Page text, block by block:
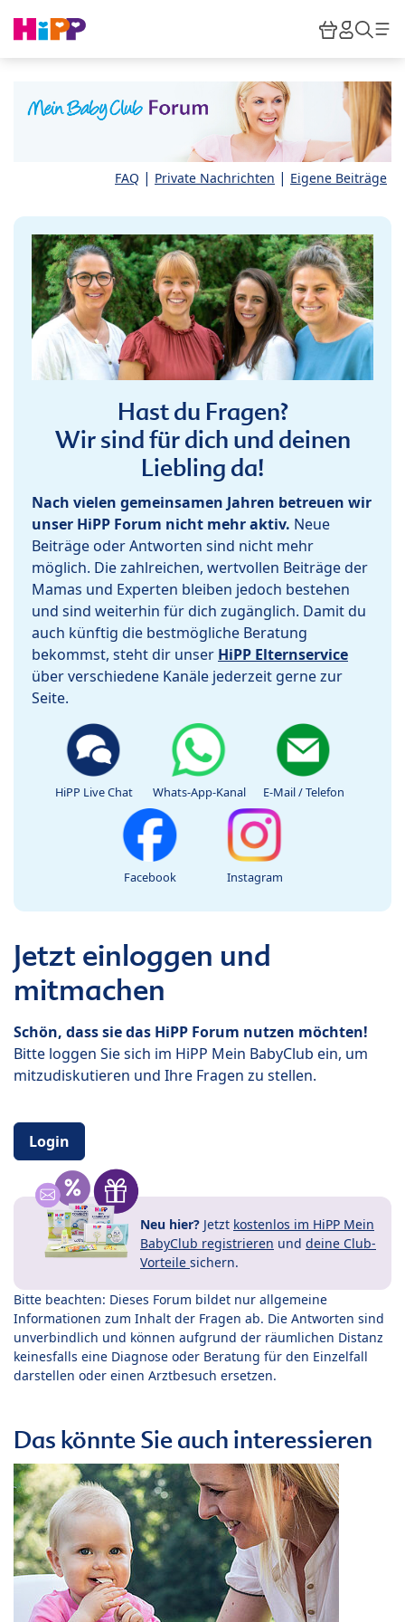
HiPP
FAQ | Private Nachrichten | Eigene Beiträge
Hast du Fragen?
Wir sind für dich und deinen
Liebling da!
Nach vielen gemeinsamen Jahren betreuen wir
unser HiPP Forum nicht mehr aktiv. Neue
Beiträge oder Antworten sind nicht mehr
möglich. Die zahlreichen, wertvollen Beiträge der
Mamas und Experten bleiben jedoch bestehen
und sind weiterhin für dich zugänglich. Damit du
auch künftig die bestmögliche Beratung
bekommst, steht dir unser HiPP Elternservice
über verschiedene Kanäle jederzeit gerne zur
Seite.
HiPP Live Chat Whats-App-Kanal E-Mail / Telefon
Facebook Instagram
Jetzt einloggen und
mitmachen
Schön, dass sie das HiPP Forum nutzen möchten!
Bitte loggen Sie sich im HiPP Mein BabyClub ein, um
mitzudiskutieren und Ihre Fragen zu stellen.
Login
Neu hier? Jetzt kostenlos im HiPP Mein
BabyClub registrieren und deine Club-
Vorteile sichern.
Bitte beachten: Dieses Forum bildet nur allgemeine
Informationen zum Inhalt der Fragen ab. Die Antworten sind
unverbindlich und können aufgrund der räumlichen Distanz
keinesfalls eine Diagnose oder Beratung für den Einzelfall
darstellen oder einen Arztbesuch ersetzen.
Das könnte Sie auch interessieren